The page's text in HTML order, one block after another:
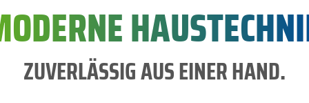
ZUVERLÄSSIG AUS EINER HAND.